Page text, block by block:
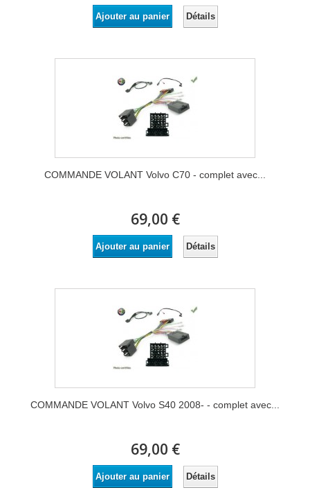
Ajouter au panier Détails
COMMANDE VOLANT Volvo C70 - complet avec...
69,00 €
Ajouter au panier Détails
COMMANDE VOLANT Volvo S40 2008- - complet avec...
69,00 €
Ajouter au panier Détails